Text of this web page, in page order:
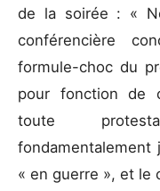
de la soirée : «
conférencière
formule-choc du
pour fonction de
toute
« en guerre », et le